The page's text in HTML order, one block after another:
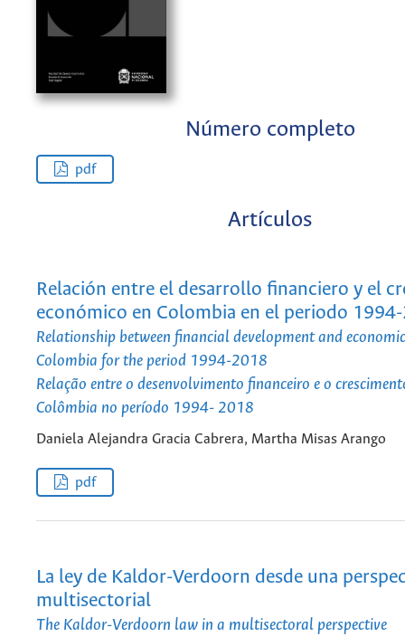
Número completo
pdf
Artículos
Relación entre el desarrollo financiero y el
económico en Colombia en el periodo
Relationship between financial development and
Colombia for the period 1994-2018
Relação entre o desenvolvimento financeiro e o
Colômbia no período 1994- 2018
Daniela Alejandra Gracia Cabrera, Martha Misas Arango
pdf
La ley de Kaldor-Verdoorn desde una
multisectorial
The Kaldor-Verdoorn law in a multisectoral perspective